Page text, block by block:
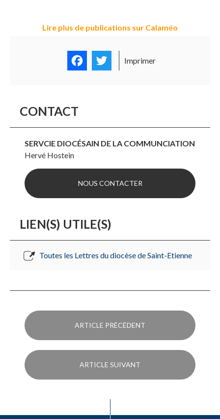
Lire plus de publications sur Calaméo
FacebookTwitter
Imprimer
CONTACT
SERVCIE DIOCÉSAIN DE LA COMMUNCIATION
Hervé Hostein
NOUS CONTACTER
LIEN(S) UTILE(S)
Toutes les Lettres du diocèse de Saint-Etienne
ARTICLE PRÉCÉDENT
ARTICLE SUIVANT